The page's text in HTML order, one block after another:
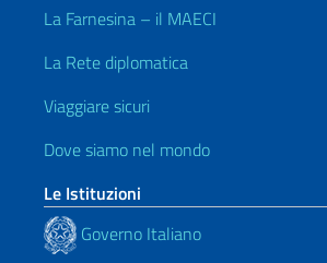
La Farnesina – il MAECI
La Rete diplomatica
Viaggiare sicuri
Dove siamo nel mondo
Le Istituzioni
Governo Italiano